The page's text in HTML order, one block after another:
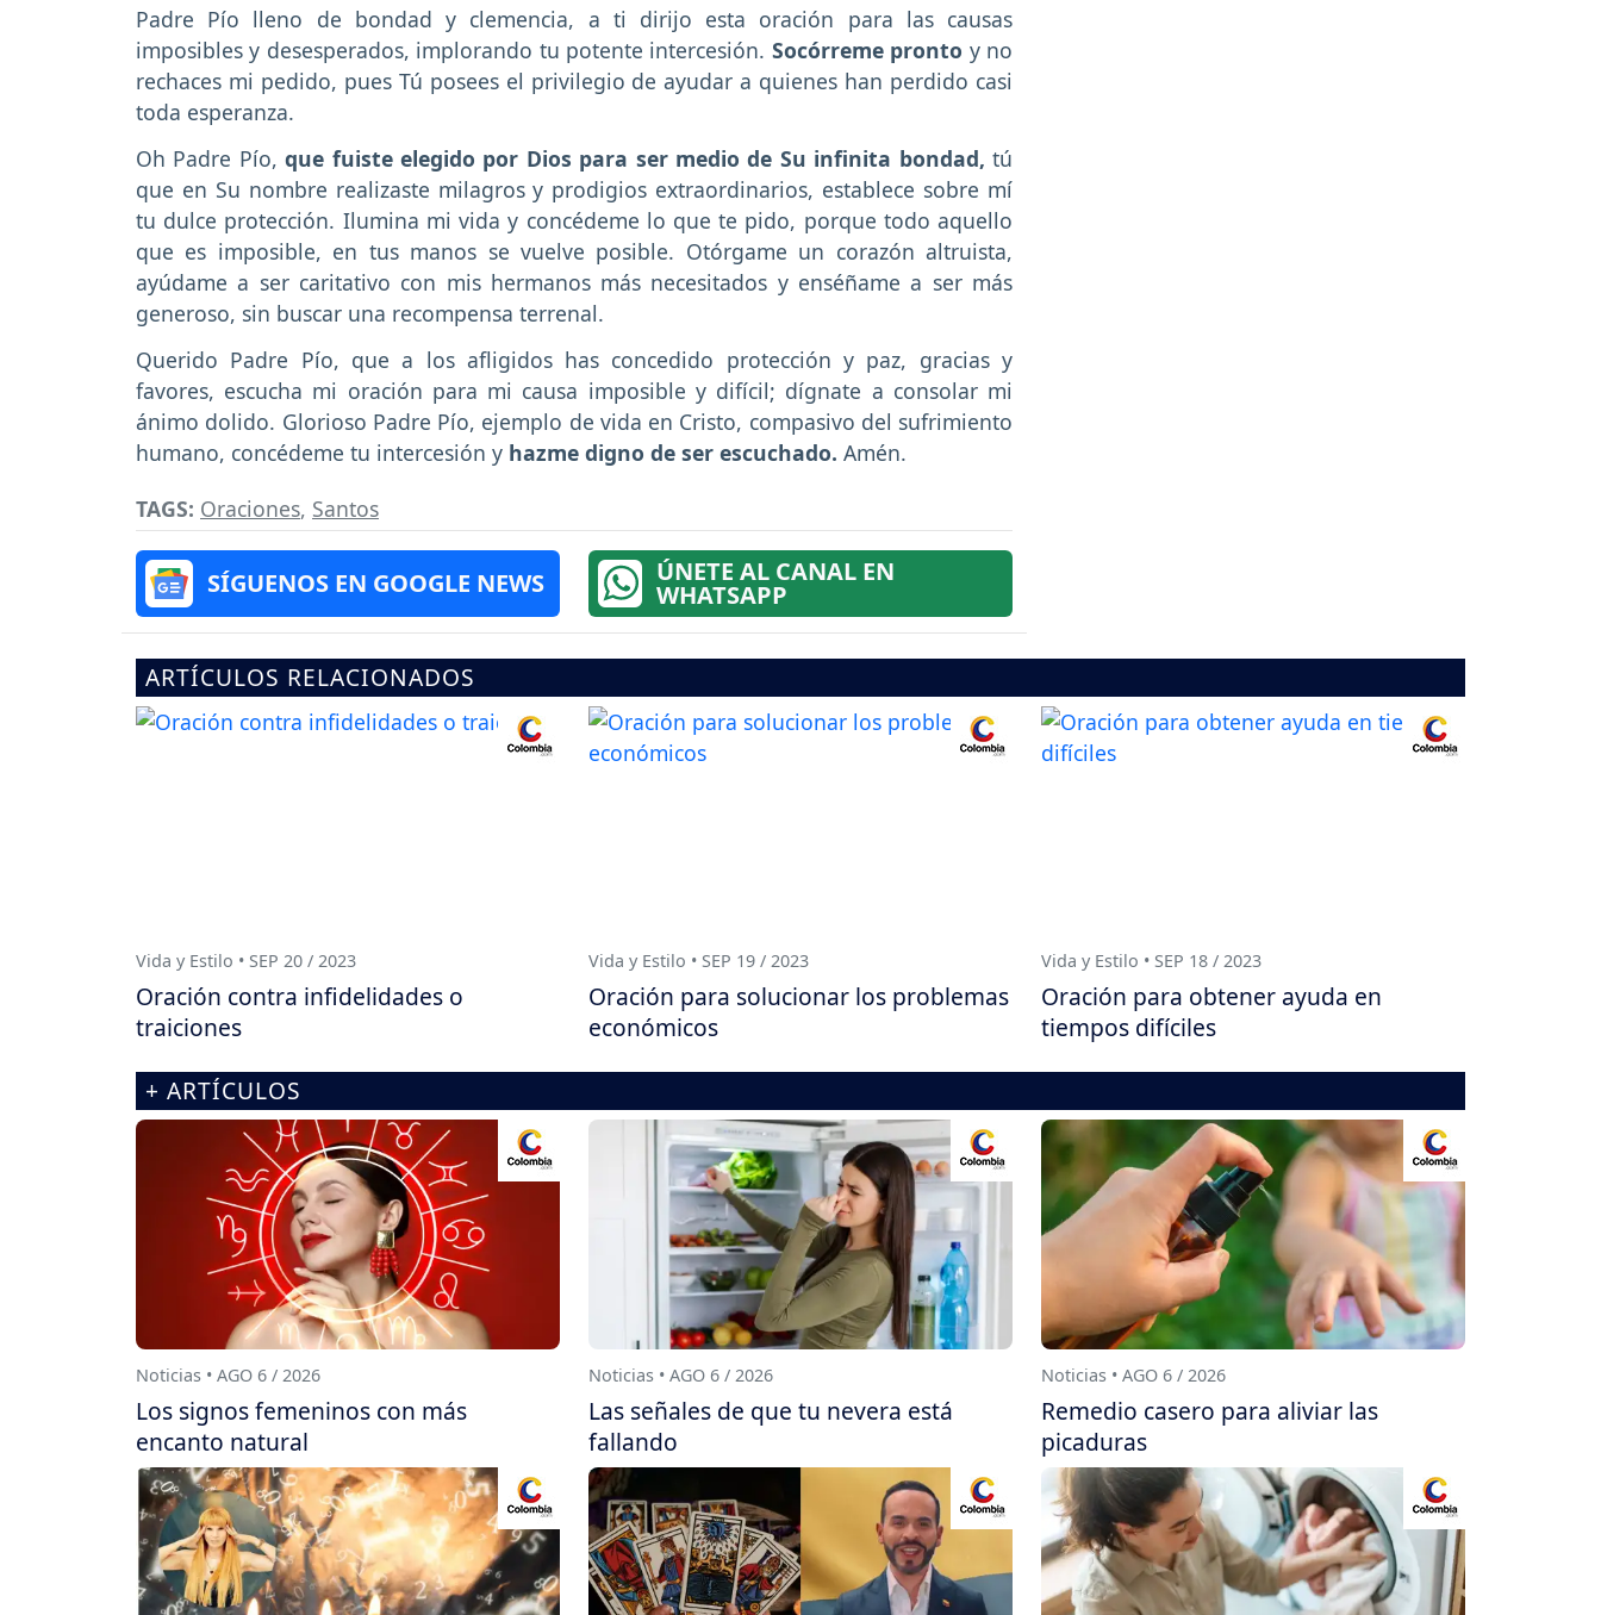
Padre Pío lleno de bondad y clemencia, a ti dirijo esta oración para las causas
imposibles y desesperados, implorando tu potente intercesión. Socórreme pronto y no
rechaces mi pedido, pues Tú posees el privilegio de ayudar a quienes han perdido casi
toda esperanza.
Oh Padre Pío, que fuiste elegido por Dios para ser medio de Su infinita bondad, tú
que en Su nombre realizaste milagros y prodigios extraordinarios, establece sobre mí
tu dulce protección. Ilumina mi vida y concédeme lo que te pido, porque todo aquello
que es imposible, en tus manos se vuelve posible. Otórgame un corazón altruista,
ayúdame a ser caritativo con mis hermanos más necesitados y enséñame a ser más
generoso, sin buscar una recompensa terrenal.
Querido Padre Pío, que a los afligidos has concedido protección y paz, gracias y
favores, escucha mi oración para mi causa imposible y difícil; dígnate a consolar mi
ánimo dolido. Glorioso Padre Pío, ejemplo de vida en Cristo, compasivo del sufrimiento
humano, concédeme tu intercesión y hazme digno de ser escuchado. Amén.
TAGS: Oraciones, Santos
SÍGUENOS EN GOOGLE NEWS ÚNETE AL CANAL EN
WHATSAPP
ARTÍCULOS RELACIONADOS
Vida y Estilo • SEP 20 / 2023
Oración contra infidelidades o
traiciones
Vida y Estilo • SEP 19 / 2023
Oración para solucionar los problemas
económicos
Vida y Estilo • SEP 18 / 2023
Oración para obtener ayuda en
tiempos difíciles
+ ARTÍCULOS
Noticias • AGO 6 / 2026
Los signos femeninos con más
encanto natural
Noticias • AGO 6 / 2026
Las señales de que tu nevera está
fallando
Noticias • AGO 6 / 2026
Remedio casero para aliviar las
picaduras